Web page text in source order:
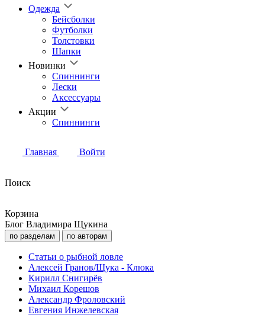
Одежда
Бейсболки
Футболки
Толстовки
Шапки
Новинки
Спиннинги
Лески
Аксессуары
Акции
Спиннинги
Главная Войти
Поиск
Корзина
Блог Владимира Щукина
по разделам по авторам
Статьи о рыбной ловле
Алексей Гранов/Щука - Клюка
Кирилл Снигирёв
Михаил Корешов
Александр Фроловский
Евгения Инжелевская